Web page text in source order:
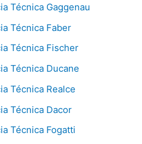
Técnica Gaggenau
Técnica Faber
Técnica Fischer
Técnica Ducane
Técnica Realce
Técnica Dacor
Técnica Fogatti